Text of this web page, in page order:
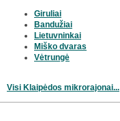
Giruliai
Bandužiai
Lietuvninkai
Miško dvaras
Vėtrungė
Visi Klaipėdos mikrorajonai...